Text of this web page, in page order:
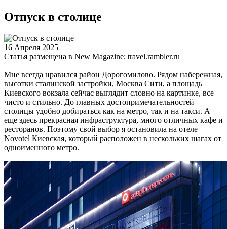
Отпуск в столице
16 Апреля 2025
Статья размещена в New Magazine; travel.rambler.ru
Мне всегда нравился район Дорогомилово. Рядом набережная,
высотки сталинской застройки, Москва Сити, а площадь
Киевского вокзала сейчас выглядит словно на картинке, все
чисто и стильно. До главных достопримечательностей
столицы удобно добираться как на метро, так и на такси. А
еще здесь прекрасная инфраструктура, много отличных кафе и
ресторанов. Поэтому свой выбор я остановила на отеле
Novotel Киевская, который расположен в нескольких шагах от
одноименного метро.